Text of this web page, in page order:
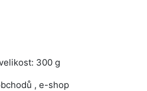
300 g
, e-shop